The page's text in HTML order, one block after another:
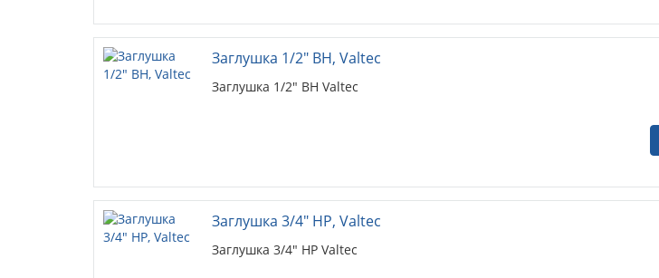
Заглушка 1/2" ВН, Valtec
Заглушка 1/2" ВН Valtec
Заглушка 3/4" НР, Valtec
Заглушка 3/4" НР Valtec